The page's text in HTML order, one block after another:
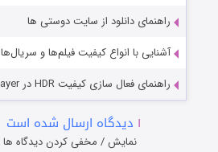
راهنمای دانلود از سایت دوستی ها
آشنایی با انواع کیفیت فیلم‌ها و سریال‌ها
راهنمای فعال سازی کیفیت HDR در PotPlayer
۱ دیدگاه ارسال شده است
نمایش / مخفی کردن دیدگاه ها